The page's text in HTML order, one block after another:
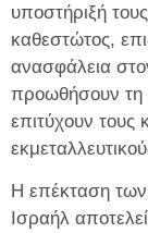
υποστήριξή
καθεστώτος,
ανασφάλεια
προωθήσουν τη
επιτύχουν τους
Η επέκταση των
Ισραήλ